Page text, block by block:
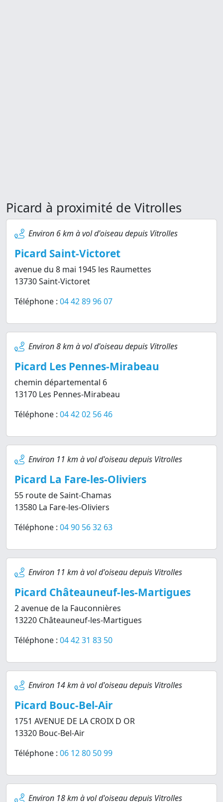
Picard à proximité de Vitrolles
Environ 6 km à vol d'oiseau depuis Vitrolles
Picard Saint-Victoret
avenue du 8 mai 1945 les Raumettes
13730 Saint-Victoret
Téléphone : 04 42 89 96 07
Environ 8 km à vol d'oiseau depuis Vitrolles
Picard Les Pennes-Mirabeau
chemin départemental 6
13170 Les Pennes-Mirabeau
Téléphone : 04 42 02 56 46
Environ 11 km à vol d'oiseau depuis Vitrolles
Picard La Fare-les-Oliviers
55 route de Saint-Chamas
13580 La Fare-les-Oliviers
Téléphone : 04 90 56 32 63
Environ 11 km à vol d'oiseau depuis Vitrolles
Picard Châteauneuf-les-Martigues
2 avenue de la Fauconnières
13220 Châteauneuf-les-Martigues
Téléphone : 04 42 31 83 50
Environ 14 km à vol d'oiseau depuis Vitrolles
Picard Bouc-Bel-Air
1751 AVENUE DE LA CROIX D OR
13320 Bouc-Bel-Air
Téléphone : 06 12 80 50 99
Environ 18 km à vol d'oiseau depuis Vitrolles